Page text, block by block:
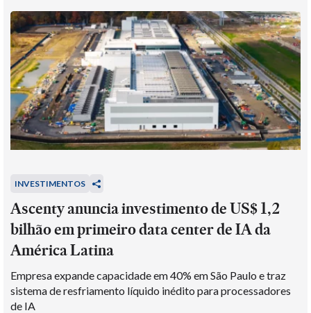
INVESTIMENTOS
Ascenty anuncia investimento de US$ 1,2
bilhão em primeiro data center de IA da
América Latina
Empresa expande capacidade em 40% em São Paulo e traz
sistema de resfriamento líquido inédito para processadores
de IA